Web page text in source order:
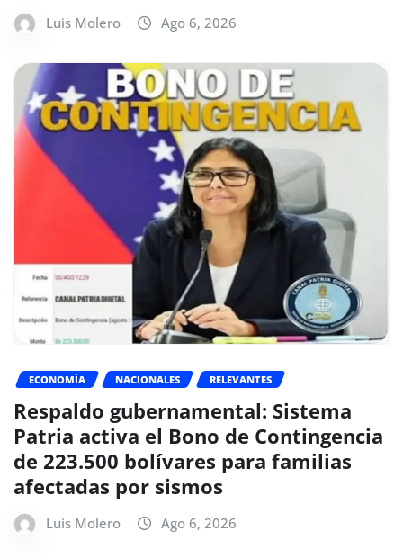
Luis Molero Ago 6, 2026
ECONOMÍA NACIONALES RELEVANTES
Respaldo gubernamental: Sistema
Patria activa el Bono de Contingencia
de 223.500 bolívares para familias
afectadas por sismos
Luis Molero Ago 6, 2026